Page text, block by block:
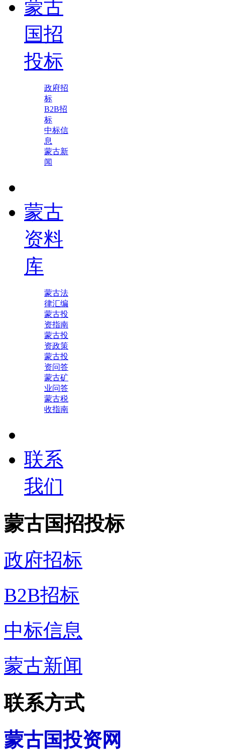
蒙古
国招
投标
政府招
标
B2B招
标
中标信
息
蒙古新
闻
蒙古
资料
库
蒙古法
律汇编
蒙古投
资指南
蒙古投
资政策
蒙古投
资问答
蒙古矿
业问答
蒙古税
收指南
联系
我们
蒙古国招投标
政府招标
B2B招标
中标信息
蒙古新闻
联系方式
蒙古国投资网